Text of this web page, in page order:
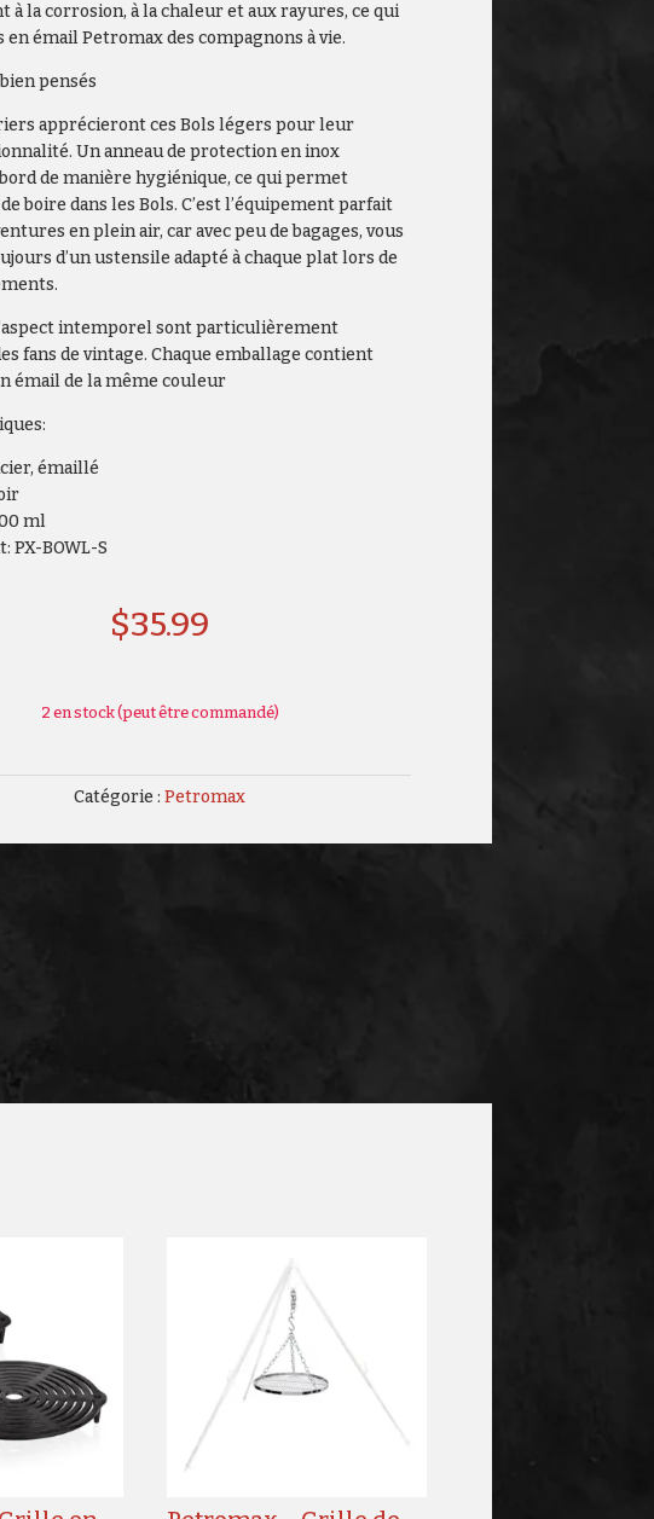
à la corrosion, à la chaleur et aux rayures, ce qui
en émail Petromax des compagnons à vie.
pensés
apprécieront ces Bols légers pour leur
Un anneau de protection en inox
de manière hygiénique, ce qui permet
boire dans les Bols. C’est l’équipement parfait
en plein air, car avec peu de bagages, vous
d’un ustensile adapté à chaque plat lors de
intemporel sont particulièrement
fans de vintage. Chaque emballage contient
émail de la même couleur
émaillé
ml
PX-BOWL-S
$35.99
2 en stock (peut être commandé)
Catégorie : Petromax